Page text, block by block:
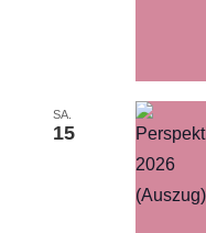
SA.
15